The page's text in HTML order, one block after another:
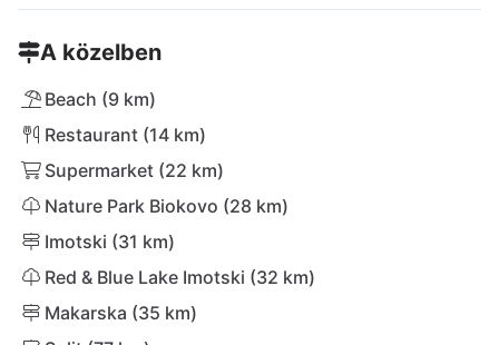
A közelben
Beach (9 km)
Restaurant (14 km)
Supermarket (22 km)
Nature Park Biokovo (28 km)
Imotski (31 km)
Red & Blue Lake Imotski (32 km)
Makarska (35 km)